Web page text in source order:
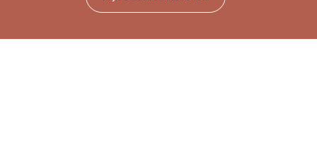
Nieuwsbriefabonnement